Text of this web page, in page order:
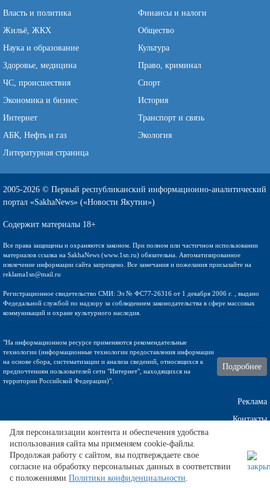
Власть и политика
Финансы и налоги
Жильё, ЖКХ
Общество
Наука и образование
Культура
Здоровье, медицина
Право, криминал
ЧС, происшествия
Спорт
Экономика и бизнес
История
Интернет
Транспорт и связь
АБК, Нефть и газ
Экология
Литературная страница
2005-2026 © Первый республиканский информационно-аналитический
портал «SakhaNews» («Новости Якутии»)
Содержит материалы 18+
Все права защищены и охраняются законом. При полном или частичном использовании
материалов ссылка на SakhaNews (www.1sn.ru) обязательна. Автоматизированное
извлечение информации сайта запрещено. Все замечания и пожелания присылайте на
reklama1sn@mail.ru
Регистрационное свидетельство СМИ: Эл № ФС77-26316 от 1 декабря 2006 г. , выдано
Федедальной службой по надзору за соблюдением законодательства в сфере массовых
коммуникаций и охране культурного наследия.
"На информационном ресурсе применяются рекомендательные
технологии (информационные технологии предоставления информации
на основе сбора, систематизации и анализа сведений, относящихся к
предпочтениям пользователей сети "Интернет", находящихся на
территории Российской Федерации)".
Подробнее
Реклама
Контакты
Техническа поддержка
Для персонализации контента и обеспечения удобства
использования сайта мы применяем cookie-файлы.
Продолжая работу с сайтом, вы подтверждаете свое
согласие на обработку персональных данных в соответствии
с положениями Политики конфиденциальности.